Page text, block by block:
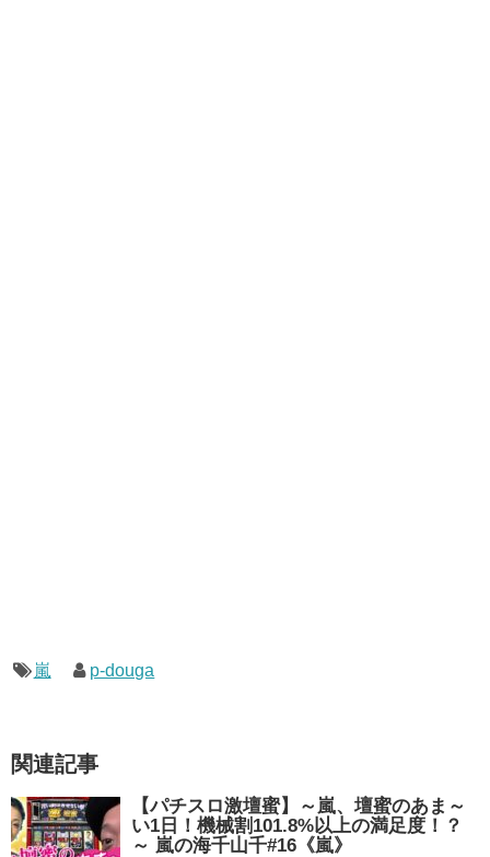
嵐 p-douga
関連記事
【パチスロ激壇蜜】～嵐、壇蜜のあま～
い1日！機械割101.8%以上の満足度！？
～ 嵐の海千山千#16《嵐》